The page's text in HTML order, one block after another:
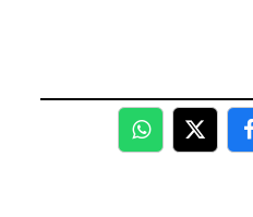
WhatsApp
Twitter